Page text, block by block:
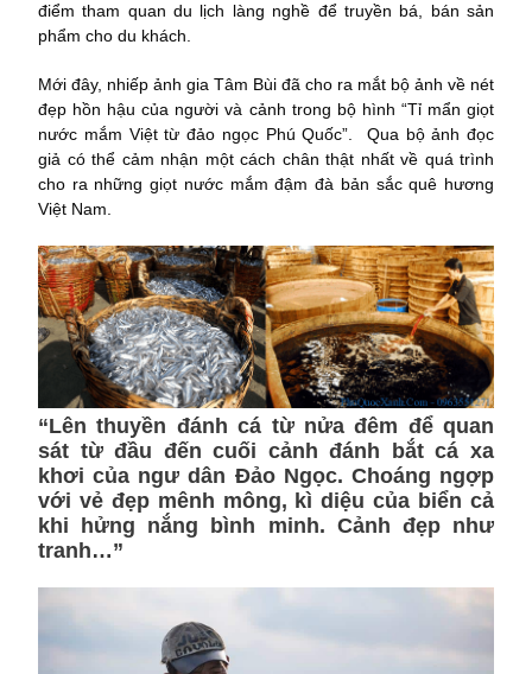
điểm tham quan du lịch làng nghề để truyền bá, bán sản
phẩm cho du khách.
Mới đây, nhiếp ảnh gia Tâm Bùi đã cho ra mắt bộ ảnh về nét
đẹp hồn hậu của người và cảnh trong bộ hình “Tỉ mẩn giọt
nước mắm Việt từ đảo ngọc Phú Quốc”. Qua bộ ảnh đọc
giả có thể cảm nhận một cách chân thật nhất về quá trình
cho ra những giọt nước mắm đậm đà bản sắc quê hương
Việt Nam.
“Lên thuyền đánh cá từ nửa đêm để quan
sát từ đầu đến cuối cảnh đánh bắt cá xa
khơi của ngư dân Đảo Ngọc. Choáng ngợp
với vẻ đẹp mênh mông, kì diệu của biển cả
khi hửng nắng bình minh. Cảnh đẹp như
tranh…”